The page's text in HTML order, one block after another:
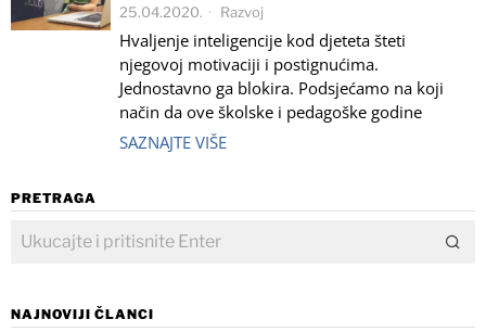
25.04.2020. Razvoj
Hvaljenje inteligencije kod djeteta šteti
njegovoj motivaciji i postignućima.
Jednostavno ga blokira. Podsjećamo na koji
način da ove školske i pedagoške godine
SAZNAJTE VIŠE
PRETRAGA
NAJNOVIJI ČLANCI